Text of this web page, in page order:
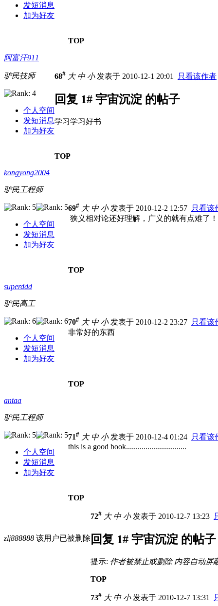
发短消息
加为好友
TOP
阿富汗911
驴民技师
个人空间
发短消息
加为好友
68# 大 中 小发表于 2010-12-1 20:01 只看该作者
回复 1# 宇宙沉淀 的帖子
学习学习好书
TOP
kongyong2004
驴民工程师
个人空间
发短消息
加为好友
69# 大 中 小发表于 2010-12-2 12:57 只看该
狭义相对论还好理解，广义的就有点难了！
TOP
superddd
驴民高工
个人空间
发短消息
加为好友
70# 大 中 小发表于 2010-12-2 23:27 只看该
非常好的东西
TOP
antaa
驴民工程师
个人空间
发短消息
加为好友
71# 大 中 小发表于 2010-12-4 01:24 只看该
this is a good book...............................
TOP
zlj888888 该用户已被删除
72# 大 中 小发表于 2010-12-7 13:23
回复 1# 宇宙沉淀 的帖子
提示: 作者被禁止或删除 内容自动屏
TOP
73# 大 中 小发表于 2010-12-7 13:31